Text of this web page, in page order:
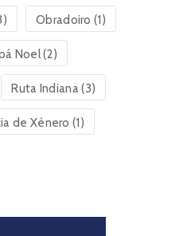
Obradoiro (1)
Noel(2)
Ruta Indiana(3)
de Xénero (1)